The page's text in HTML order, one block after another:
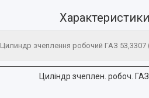
Цилиндр зчеплення робочий ГАЗ 53,3307
Циліндр зчеплен. робоч. ГАЗ